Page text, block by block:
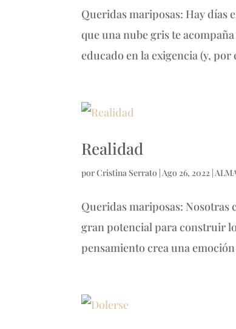
Queridas mariposas: Hay días
que una nube gris te
educado en la exigencia (y,
Realidad
porCristina Serrato | Ago 26, 2022 |
Queridas mariposas: Nosotras
gran potencial para construir
pensamiento crea una